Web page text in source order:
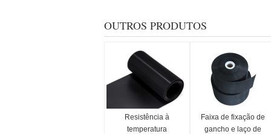
OUTROS PRODUTOS
Resistência à
temperatura
Faixa de fixação de
gancho e laço de